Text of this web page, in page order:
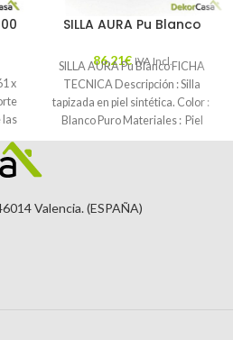
x
las
SILLA AURA Pu Blanco
86,21€ IVA Incl.
SILLA AURA Pu Blanco FICHA
TECNICA Descripción : Silla
tapizada en piel sintética. Color :
Blanco Puro Materiales : Piel
Valencia. (ESPAÑA)